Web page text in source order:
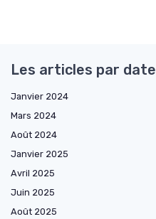
Les articles par date
Janvier 2024
Mars 2024
Août 2024
Janvier 2025
Avril 2025
Juin 2025
Août 2025